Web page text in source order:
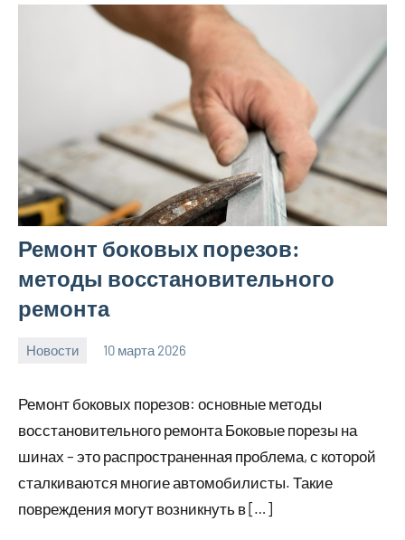
Ремонт боковых порезов:
методы восстановительного
ремонта
Новости 10 марта 2026
Ремонт боковых порезов: основные методы
восстановительного ремонта Боковые порезы на
шинах – это распространенная проблема, с которой
сталкиваются многие автомобилисты. Такие
повреждения могут возникнуть в […]